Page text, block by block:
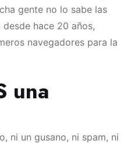
gente no lo sabe las
hace 20 años,
navegadores para la
una
ni un gusano, ni spam, ni